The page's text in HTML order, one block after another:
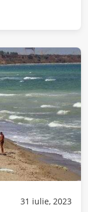
31 iulie, 2023